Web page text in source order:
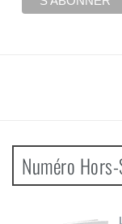
Numéro